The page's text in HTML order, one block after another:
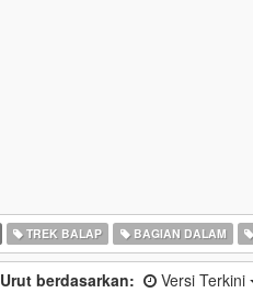
TREK BALAP BAGIAN DALAM
Urut berdasarkan: Versi Terkini